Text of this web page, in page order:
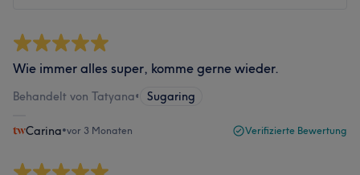
Wie immer alles super, komme gerne wieder.
Behandelt von Tatyana• Sugaring
Carina•vor 3 Monaten Verifizierte Bewertung